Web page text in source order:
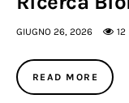
Atlante dei
Agenzia e media
GIUGNO 26, 2026 12
READ MORE